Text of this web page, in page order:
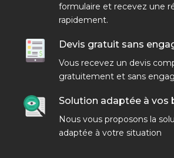
formulaire et recevez une
rapidement.
Devis gratuit sans
Vous recevez un devis
gratuitement et sans
Solution adaptée à vos
Nous vous proposons la
adaptée à votre situation